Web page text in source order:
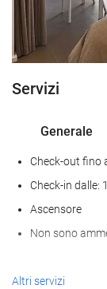
Servizi
Generale
Check-out fino
Check-in dalle:
Ascensore
Non sono
Internet
Altri servizi